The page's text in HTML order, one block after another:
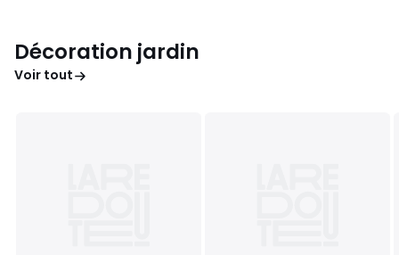
Décoration jardin
Voir tout